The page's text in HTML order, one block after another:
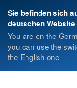
Sie befinden sich
deutschen Website
You are on the
you can use the
the English one